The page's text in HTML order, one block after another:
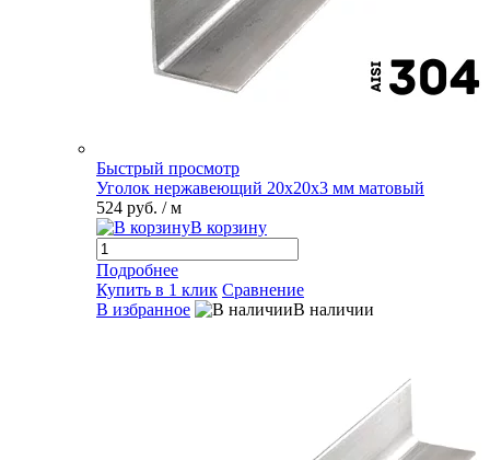
Быстрый просмотр
Уголок нержавеющий 20х20х3 мм матовый
524 руб. / м
В корзину
Подробнее
Купить в 1 клик Сравнение
В избранное
В наличии